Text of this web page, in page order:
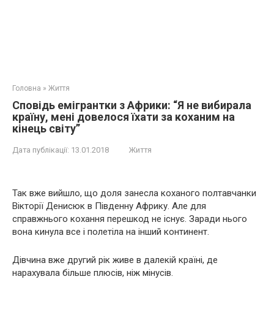
Головна » Життя
Сповідь емігрантки з Африки: “Я не вибирала
країну, мені довелося їхати за коханим на
кінець світу”
Дата публікації: 13.01.2018 Життя
Так вже вийшло, що доля занесла коханого полтавчанки
Вікторії Денисюк в Південну Африку. Але для
справжнього кохання перешкод не існує. Заради нього
вона кинула все і полетіла на інший континент.
Дівчина вже другий рік живе в далекій країні, де
нарахувала більше плюсів, ніж мінусів.